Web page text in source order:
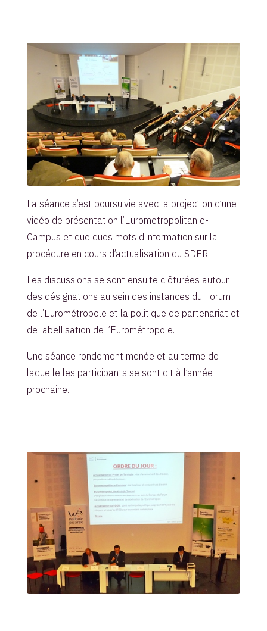
La séance s’est poursuivie avec la projection d’une
vidéo de présentation l’Eurometropolitan e-
Campus et quelques mots d’information sur la
procédure en cours d’actualisation du SDER.
Les discussions se sont ensuite clôturées autour
des désignations au sein des instances du Forum
de l’Eurométropole et la politique de partenariat et
de labellisation de l’Eurométropole.
Une séance rondement menée et au terme de
laquelle les participants se sont dit à l’année
prochaine.